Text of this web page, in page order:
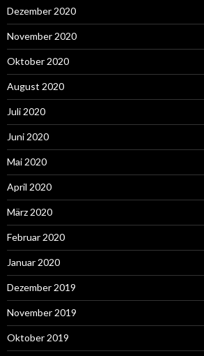
Dezember 2020
November 2020
Oktober 2020
August 2020
Juli 2020
Juni 2020
Mai 2020
April 2020
März 2020
Februar 2020
Januar 2020
Dezember 2019
November 2019
Oktober 2019